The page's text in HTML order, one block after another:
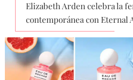
Elizabeth Arden celebra la
contemporánea con Eternal